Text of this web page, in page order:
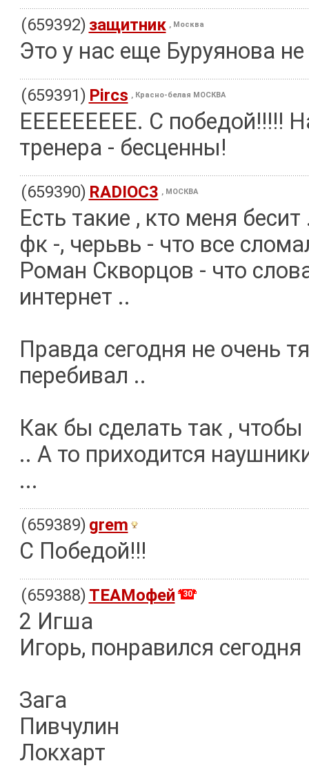
(659392) защитник , Москва
Это у нас еще Буруянова
(659391) Pircs , Красно-белая МОСКВА
ЕЕЕЕЕЕЕЕЕ. С победой!!!!!
тренера - бесценны!
(659390) RADIOC3 , МОСКВА
Есть такие , кто меня
фк -, черьвь - что все
Роман Скворцов - что
интернет ..
Правда сегодня не очень
перебивал ..
Как бы сделать так ,
.. А то приходится
...
(659389) grem
С Победой!!!
(659388) TEAMофей 30
2 Игша
Игорь, понравился
Зага
Пивчулин
Локхарт